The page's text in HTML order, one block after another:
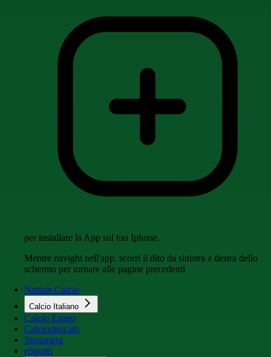
per installare la App sul tuo Iphone.
Mentre navighi nell'app, scorri il dito da sinistra a destra dello
schermo per tornare alle pagine precedenti
Notizie Calcio
Calcio Italiano
Calcio Estero
Calciomercato
Streaming
eSports